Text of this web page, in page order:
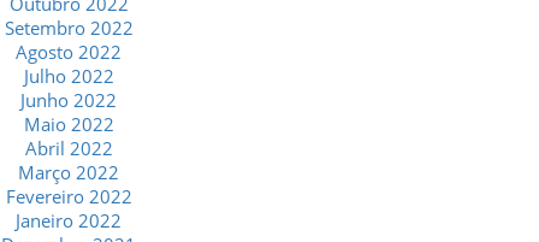
Setembro 2022
Agosto 2022
Julho 2022
Junho 2022
Maio 2022
Abril 2022
Março 2022
Fevereiro 2022
Janeiro 2022